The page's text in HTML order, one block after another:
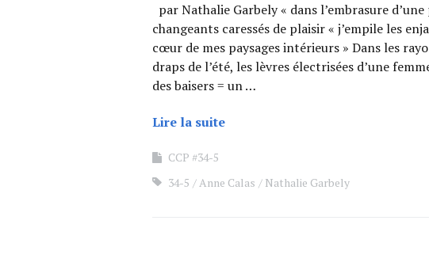
par Nathalie Garbely « dans l’embrasure
changeants caressés de plaisir « j’empile les
cœur de mes paysages intérieurs » Dans les
draps de l’été, les lèvres électrisées d’une
des baisers = un …
Lire la suite
CCP #34-5
34-5
Anne Calas Nathalie Garbely